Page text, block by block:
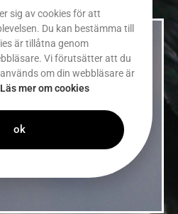
sig av cookies för att
Du kan bestämma till
är tillåtna genom
Vi förutsätter att du
om din webbläsare är
Läs mer om cookies
ok